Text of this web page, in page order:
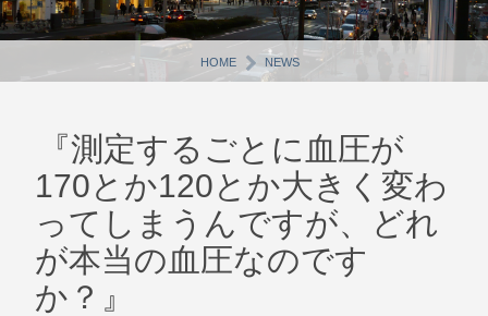
HOME NEWS
『測定するごとに血圧が
170とか120とか大きく変わ
ってしまうんですが、どれ
が本当の血圧なのです
か？』